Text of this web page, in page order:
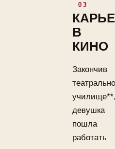
В
КИНО
Закончив
девушка
пошла
работать